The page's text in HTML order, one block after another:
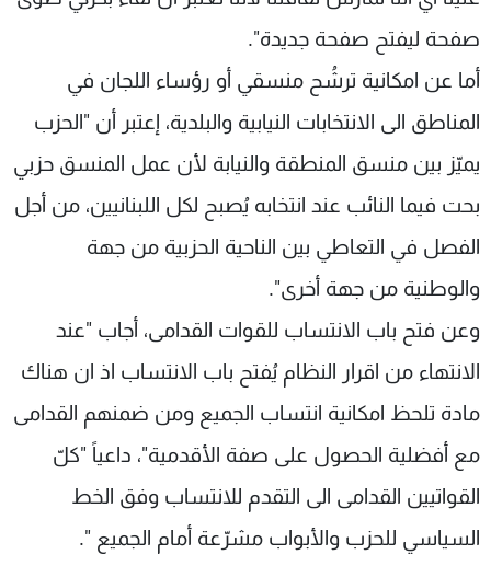
صفحة ليفتح صفحة جديدة".
أما عن امكانية ترشُح منسقي أو رؤساء اللجان في
المناطق الى الانتخابات النيابية والبلدية، إعتبر أن "الحزب
يميّز بين منسق المنطقة والنيابة لأن عمل المنسق حزبي
بحت فيما النائب عند انتخابه يُصبح لكل اللبنانيين، من أجل
الفصل في التعاطي بين الناحية الحزبية من جهة
والوطنية من جهة أخرى".
وعن فتح باب الانتساب للقوات القدامى، أجاب "عند
الانتهاء من اقرار النظام يُفتح باب الانتساب اذ ان هناك
مادة تلحظ امكانية انتساب الجميع ومن ضمنهم القدامى
مع أفضلية الحصول على صفة الأقدمية"، داعياً "كلّ
القواتيين القدامى الى التقدم للانتساب وفق الخط
السياسي للحزب والأبواب مشرّعة أمام الجميع ".